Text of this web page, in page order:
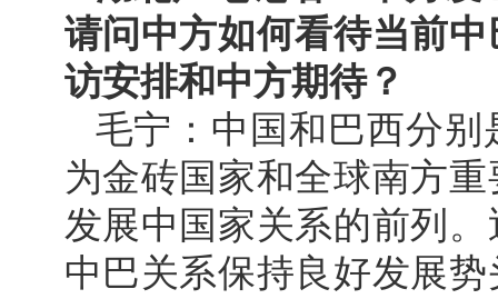
请问中方如何看待当前
访安排和中方期待？
毛宁：中国和巴西分
为金砖国家和全球南方
发展中国家关系的前列
中巴关系保持良好发展